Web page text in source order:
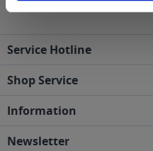
Service Hotline
Shop Service
Information
Newsletter